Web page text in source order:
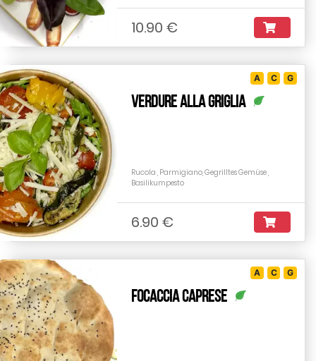
10.90 €
Verdure alla griglia
A C G
Rucola , Parmigiano, Gegrilltes Gemüse ,
Basilikumpesto
6.90 €
Focaccia Caprese
A C G